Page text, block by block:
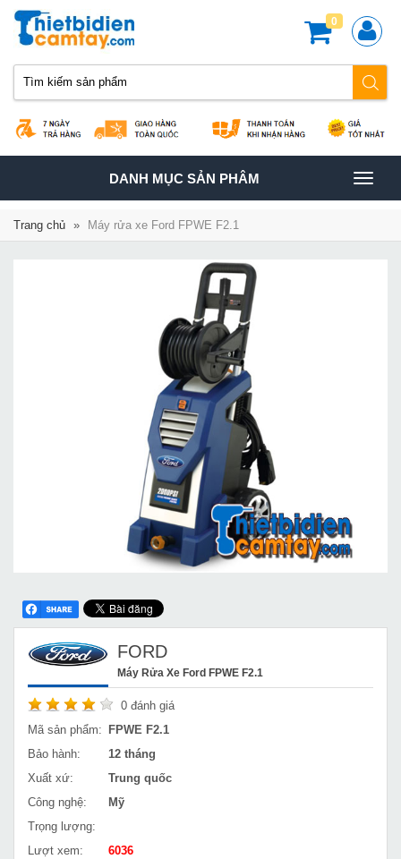
0
TOGGLE
NAVIGATION
DANH MỤC SẢN PHÂM
Trang chủ » Máy rửa xe Ford FPWE F2.1
FORD
Máy Rửa Xe Ford FPWE F2.1
0 đánh giá
Mã sản phẩm:
FPWE F2.1
Bảo hành:
12 tháng
Xuất xứ:
Trung quốc
Công nghệ:
Mỹ
Trọng lượng:
Lượt xem:
6036